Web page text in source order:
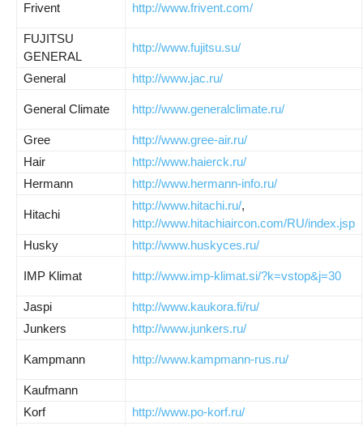
Frivent http://www.frivent.com/
FUJITSU
GENERAL
http://www.fujitsu.su/
General http://www.jac.ru/
General Climate http://www.generalclimate.ru/
Gree
http://www.gree-air.ru/
Hair
http://www.haierck.ru/
Hermann
http://www.hermann-info.ru/
Hitachi
http://www.hitachi.ru/,
http://www.hitachiaircon.com/RU/index.jsp
Husky
http://www.huskyces.ru/
IMP Klimat http://www.imp-klimat.si/?k=vstop&j=30
Jaspi
http://www.kaukora.fi/ru/
Junkers
http://www.junkers.ru/
Kampmann http://www.kampmann-rus.ru/
Kaufmann
Korf
http://www.po-korf.ru/